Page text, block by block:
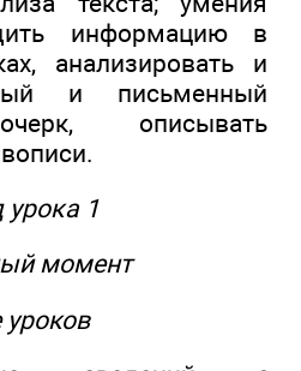
информацию в
анализировать и
и письменный
описывать
урока 1
момент
уроков